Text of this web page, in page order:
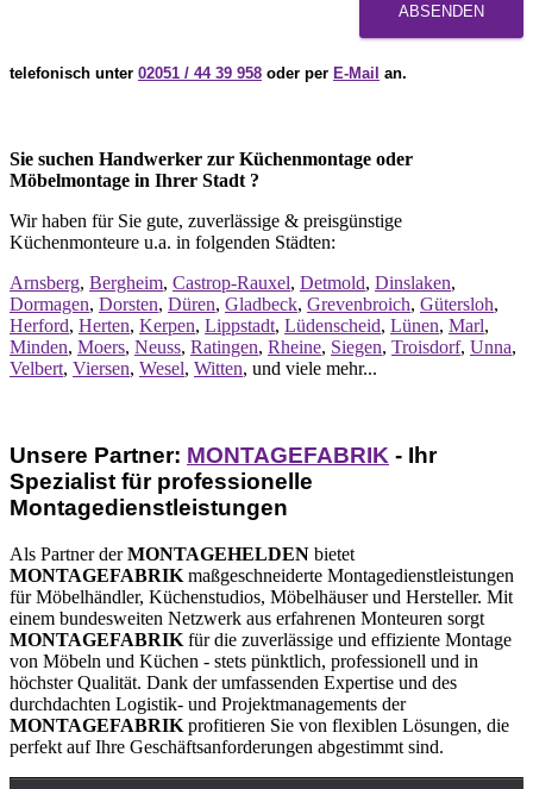
ABSENDEN
telefonisch unter 02051 / 44 39 958 oder per E-Mail an.
Sie suchen Handwerker zur Küchenmontage oder
Möbelmontage in Ihrer Stadt ?
Wir haben für Sie gute, zuverlässige & preisgünstige
Küchenmonteure u.a. in folgenden Städten:
Arnsberg, Bergheim, Castrop-Rauxel, Detmold, Dinslaken,
Dormagen, Dorsten, Düren, Gladbeck, Grevenbroich, Gütersloh,
Herford, Herten, Kerpen, Lippstadt, Lüdenscheid, Lünen, Marl,
Minden, Moers, Neuss, Ratingen, Rheine, Siegen, Troisdorf, Unna,
Velbert, Viersen, Wesel, Witten, und viele mehr...
Unsere Partner: MONTAGEFABRIK - Ihr
Spezialist für professionelle
Montagedienstleistungen
Als Partner derMONTAGEHELDEN bietet
MONTAGEFABRIK maßgeschneiderte Montagedienstleistungen
für Möbelhändler, Küchenstudios, Möbelhäuser und Hersteller. Mit
einem bundesweiten Netzwerk aus erfahrenen Monteuren sorgt
MONTAGEFABRIK für die zuverlässige und effiziente Montage
von Möbeln und Küchen - stets pünktlich, professionell und in
höchster Qualität. Dank der umfassenden Expertise und des
durchdachten Logistik- und Projektmanagements der
MONTAGEFABRIK profitieren Sie von flexiblen Lösungen, die
perfekt auf Ihre Geschäftsanforderungen abgestimmt sind.